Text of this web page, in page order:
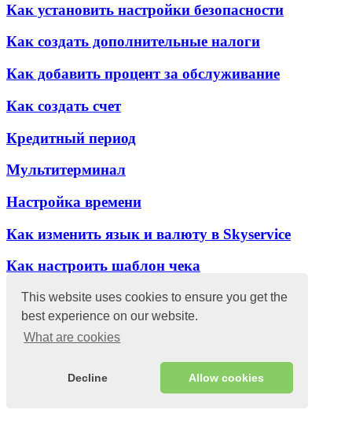
This website uses cookies to ensure you get the
best experience on our website.
What are cookies
Decline Allow cookies
Как установить настройки безопасности
Как создать дополнительные налоги
Как добавить процент за обслуживание
Как создать счет
Кредитный период
Мультитерминал
Настройка времени
Как изменить язык и валюту в Skyservice
Как настроить шаблон чека
Как добавить процент за обслуживание
Учет рабочего времени работников
Методы оплат Как с ними работать
Каналы заказов Как с ними работать